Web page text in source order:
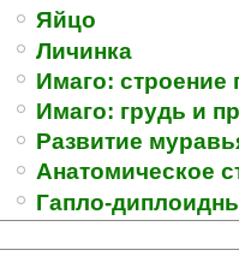
Яйцо
Личинка
Имаго: строение
Имаго: грудь и
Развитие
Анатомическое
Гапло-